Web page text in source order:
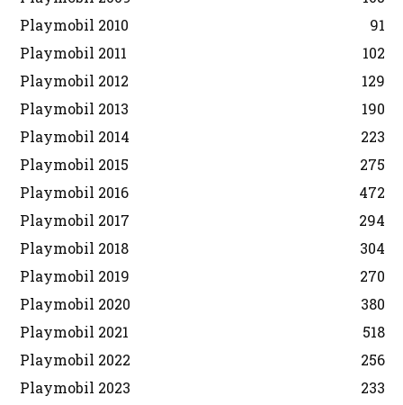
Playmobil 2010
91
Playmobil 2011
102
Playmobil 2012
129
Playmobil 2013
190
Playmobil 2014
223
Playmobil 2015
275
Playmobil 2016
472
Playmobil 2017
294
Playmobil 2018
304
Playmobil 2019
270
Playmobil 2020
380
Playmobil 2021
518
Playmobil 2022
256
Playmobil 2023
233